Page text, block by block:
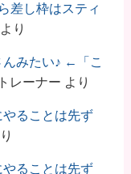
差し枠はスティ
より
んみたい♪ ←「こ
レーナー より
やることは先ず
やることは先ず